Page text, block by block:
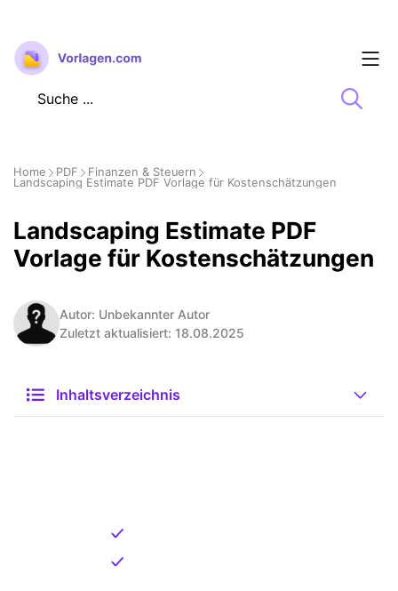
Zum
Inhalt
springen
Home PDF
Finanzen & Steuern
Landscaping Estimate PDF Vorlage für Kostenschätzungen
Landscaping Estimate PDF
Vorlage für Kostenschätzungen
Autor: Unbekannter Autor
Zuletzt aktualisiert: 18.08.2025
Inhaltsverzeichnis